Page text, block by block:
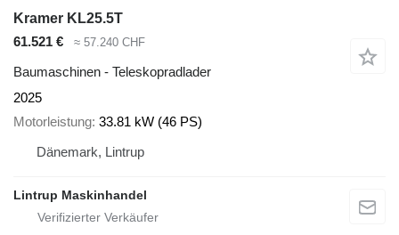
Kramer KL25.5T
61.521 €
≈ 57.240 CHF
Baumaschinen - Teleskopradlader
2025
Motorleistung 33.81 kW (46 PS)
Dänemark, Lintrup
Lintrup Maskinhandel